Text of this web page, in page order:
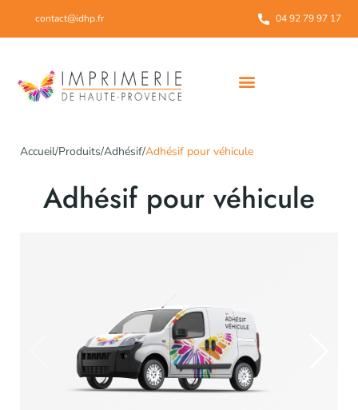
contact@idhp.fr 04 92 79 97 17
Accueil/Produits/Adhésif/Adhésif pour véhicule
Adhésif pour véhicule